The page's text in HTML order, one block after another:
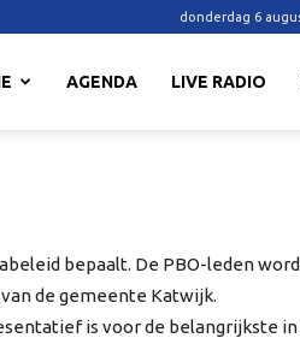
donderdag 6
AGENDA LIVE RADIO
bepaalt. De PBO-leden
de gemeente Katwijk.
is voor de belangrijkste